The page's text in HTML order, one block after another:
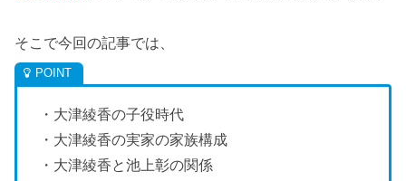
そこで今回の記事では、
・大津綾香の子役時代
・大津綾香の実家の家族構成
・大津綾香と池上彰の関係